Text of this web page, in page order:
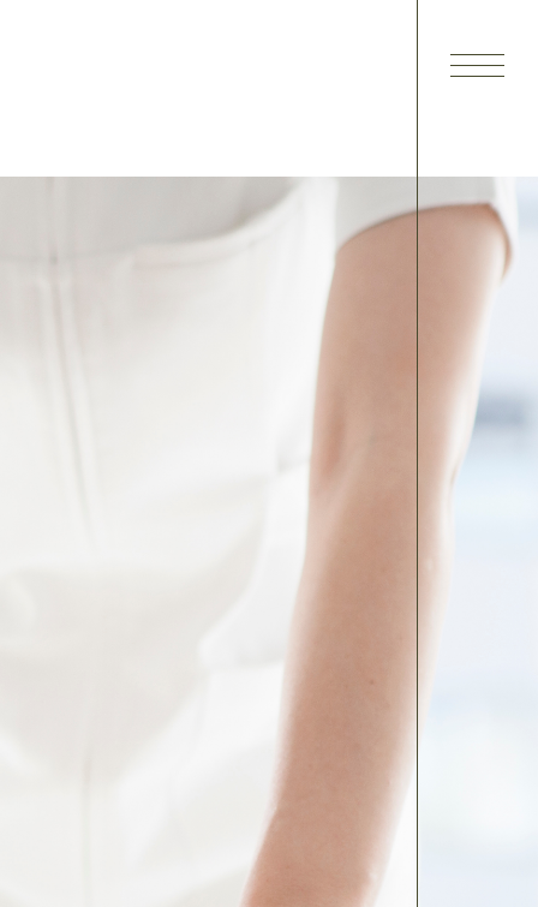
患者さんの表情はだんだん曇
は、本当は足りない気がす
続けてもらうためのトークば
施術に誠実に向き合いなが
い。